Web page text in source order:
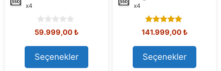
x4
0
o
u
t
o
Orijinal
58.894,29 ₺.
59.999,00₺Şu
Seçenekler
x4
5.00
out of 5
Orijinal
152.389,40 ₺.
141.999,00₺Şu
Seçenekler